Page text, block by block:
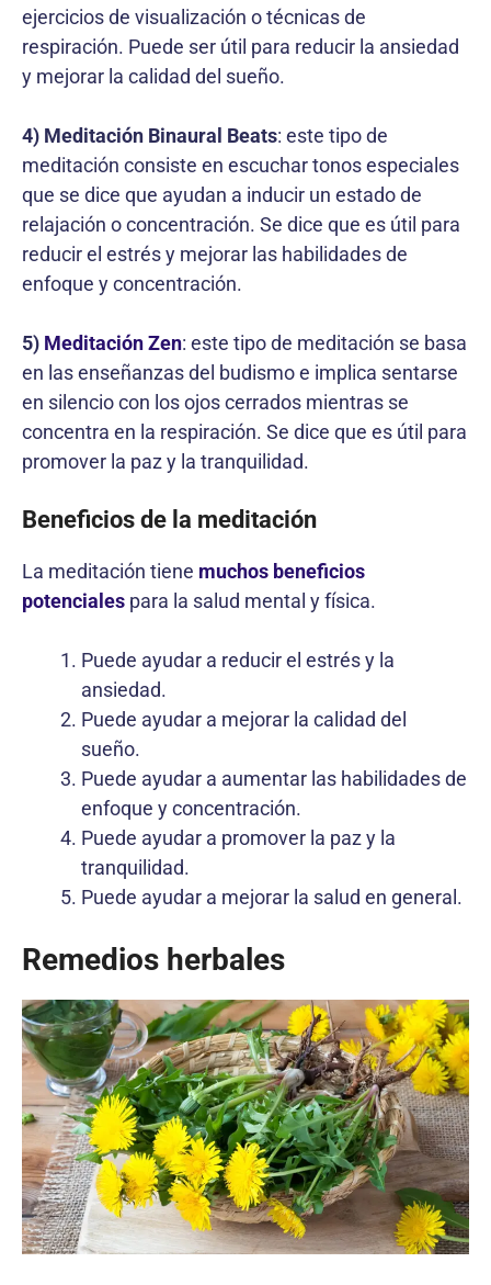
ejercicios de visualización o técnicas de
respiración. Puede ser útil para reducir la ansiedad
y mejorar la calidad del sueño.
4) Meditación Binaural Beats: este tipo de
meditación consiste en escuchar tonos especiales
que se dice que ayudan a inducir un estado de
relajación o concentración. Se dice que es útil para
reducir el estrés y mejorar las habilidades de
enfoque y concentración.
5) Meditación Zen: este tipo de meditación se basa
en las enseñanzas del budismo e implica sentarse
en silencio con los ojos cerrados mientras se
concentra en la respiración. Se dice que es útil para
promover la paz y la tranquilidad.
Beneficios de la meditación
La meditación tiene muchos beneficios
potenciales para la salud mental y física.
Puede ayudar a reducir el estrés y la
ansiedad.
Puede ayudar a mejorar la calidad del
sueño.
Puede ayudar a aumentar las habilidades de
enfoque y concentración.
Puede ayudar a promover la paz y la
tranquilidad.
Puede ayudar a mejorar la salud en general.
Remedios herbales